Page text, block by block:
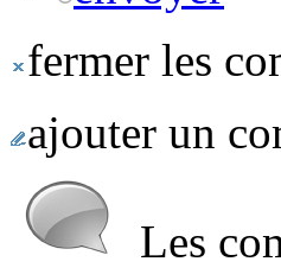
fermer les
ajouter un
Les